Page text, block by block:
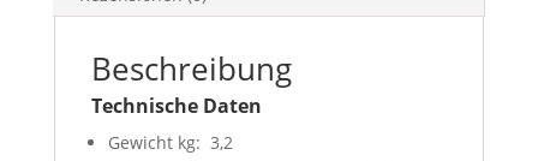
Beschreibung
Technische Daten
Gewicht kg: 3,2